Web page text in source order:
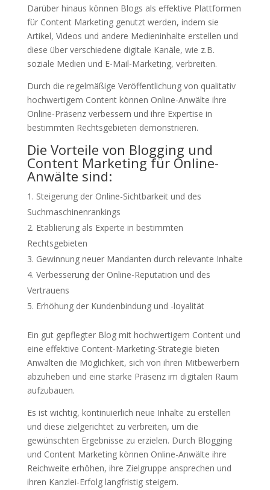
Darüber hinaus können Blogs als effektive Plattformen
für Content Marketing genutzt werden, indem sie
Artikel, Videos und andere Medieninhalte erstellen und
diese über verschiedene digitale Kanäle, wie z.B.
soziale Medien und E-Mail-Marketing, verbreiten.
Durch die regelmäßige Veröffentlichung von qualitativ
hochwertigem Content können Online-Anwälte ihre
Online-Präsenz verbessern und ihre Expertise in
bestimmten Rechtsgebieten demonstrieren.
Die Vorteile von Blogging und
Content Marketing für Online-
Anwälte sind:
Steigerung der Online-Sichtbarkeit und des
Suchmaschinenrankings
Etablierung als Experte in bestimmten
Rechtsgebieten
Gewinnung neuer Mandanten durch relevante Inhalte
Verbesserung der Online-Reputation und des
Vertrauens
Erhöhung der Kundenbindung und -loyalität
Ein gut gepflegter Blog mit hochwertigem Content und
eine effektive Content-Marketing-Strategie bieten
Anwälten die Möglichkeit, sich von ihren Mitbewerbern
abzuheben und eine starke Präsenz im digitalen Raum
aufzubauen.
Es ist wichtig, kontinuierlich neue Inhalte zu erstellen
und diese zielgerichtet zu verbreiten, um die
gewünschten Ergebnisse zu erzielen. Durch Blogging
und Content Marketing können Online-Anwälte ihre
Reichweite erhöhen, ihre Zielgruppe ansprechen und
ihren Kanzlei-Erfolg langfristig steigern.